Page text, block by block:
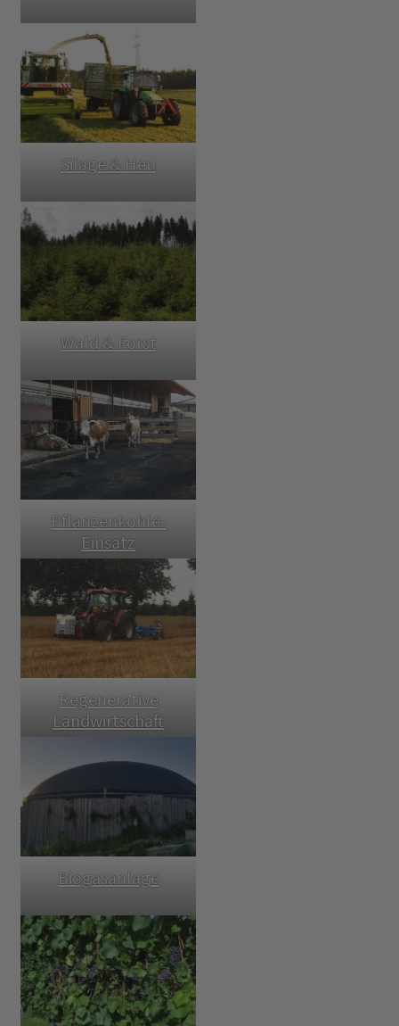
Silage & Heu
Wald & Forst
Pflanzenkohle-
Einsatz
Regenerative
Landwirtschaft
Biogasanlage